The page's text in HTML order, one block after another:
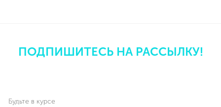
ПОДПИШИТЕСЬ НА РАССЫЛКУ!
Будьте в курсе